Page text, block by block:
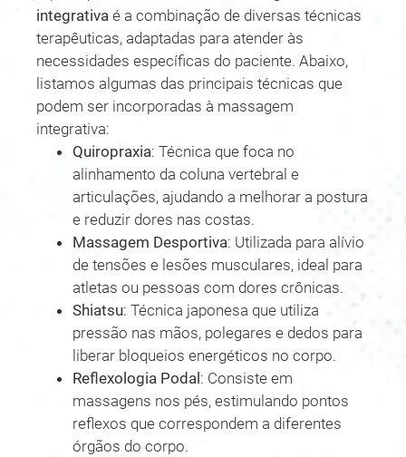
integrativa é a combinação de diversas técnicas
terapêuticas, adaptadas para atender às
necessidades específicas do paciente. Abaixo,
listamos algumas das principais técnicas que
podem ser incorporadas à massagem
integrativa:
Quiropraxia: Técnica que foca no
alinhamento da coluna vertebral e
articulações, ajudando a melhorar a postura
e reduzir dores nas costas.
Massagem Desportiva: Utilizada para alívio
de tensões e lesões musculares, ideal para
atletas ou pessoas com dores crônicas.
Shiatsu: Técnica japonesa que utiliza
pressão nas mãos, polegares e dedos para
liberar bloqueios energéticos no corpo.
Reflexologia Podal : Consiste em
massagens nos pés, estimulando pontos
reflexos que correspondem a diferentes
órgãos do corpo.